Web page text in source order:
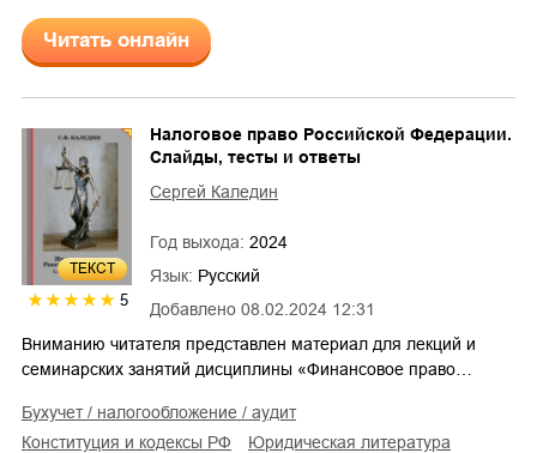
Читать онлайн
ТЕКСТ
5 Добавлено 08.02.2024 12:31
Налоговое право Российской Федерации.
Слайды, тесты и ответы
Сергей Каледин
Год выхода: 2024
Язык: Русский
Вниманию читателя представлен материал для лекций и
семинарских занятий дисциплины «Финансовое право…
бухучет / налогообложение / аудит
конституция и кодексы РФ
юридическая литература